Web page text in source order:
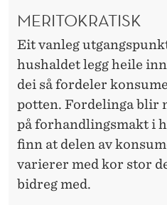
MERITOKRATISK
Eit vanleg
hushaldet legg heile
dei så fordeler
potten. Fordelinga blir
på forhandlingsmakt i
finn at delen av
varierer med kor stor
bidreg med.